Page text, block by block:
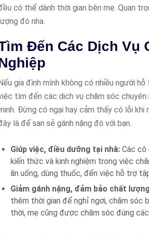
có thể dành thời gian bên mẹ. Quan
lượng đó nha.
Đến Các Dịch Vụ
Nếu gia đình mình không có nhiều người
tìm đến các dịch vụ chăm sóc
Đừng có ngại hay cảm thấy có lỗi khi
là để san sẻ gánh nặng đó với bạn.
Giúp việc, điều dưỡng tại nhà: Các cô
kiến thức và kinh nghiệm trong việc
ăn uống, dùng thuốc, đến việc hỗ trợ
Giảm gánh nặng, đảm bảo chất
thêm thời gian để nghỉ ngơi, chăm sóc
thời, mẹ cũng được chăm sóc đúng